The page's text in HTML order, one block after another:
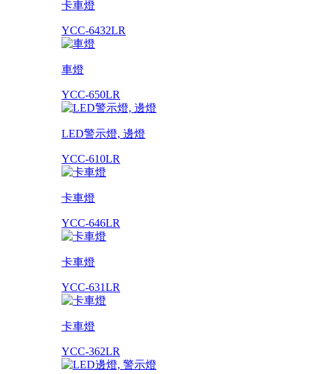
卡車燈
YCC-6432LR
車燈
YCC-650LR
LED警示燈, 邊燈
YCC-610LR
卡車燈
YCC-646LR
卡車燈
YCC-631LR
卡車燈
YCC-362LR